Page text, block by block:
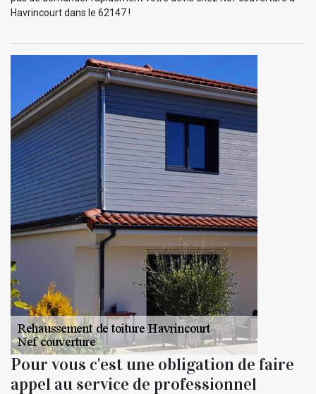
Havrincourt dans le 62147 !
Pour vous c'est une obligation de faire
appel au service de professionnel